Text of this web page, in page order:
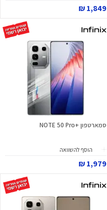
1,849 ₪
סמארטפון +NOTE 50 Pro
הוסף להשוואה
1,979 ₪